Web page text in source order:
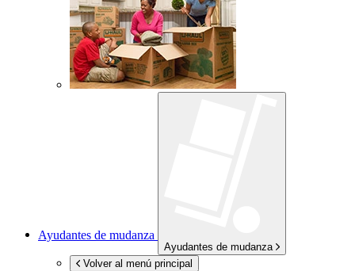
Ayudantes de mudanza
Ayudantes de mudanza
Volver al menú principal